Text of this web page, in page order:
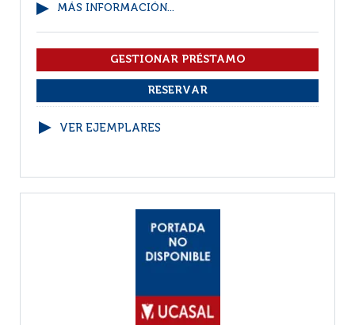
MÁS INFORMACIÓN...
VER EJEMPLARES